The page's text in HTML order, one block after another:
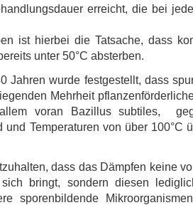
erreicht, die bei
ist hierbei die Tatsache, dass
unter 50°C absterben.
Jahren wurde festgestellt, dass
Mehrheit
voran Bazillus subtiles,
und Temperaturen von über 100°C
dass das Dämpfen keine
bringt, sondern diesen
sporenbildende